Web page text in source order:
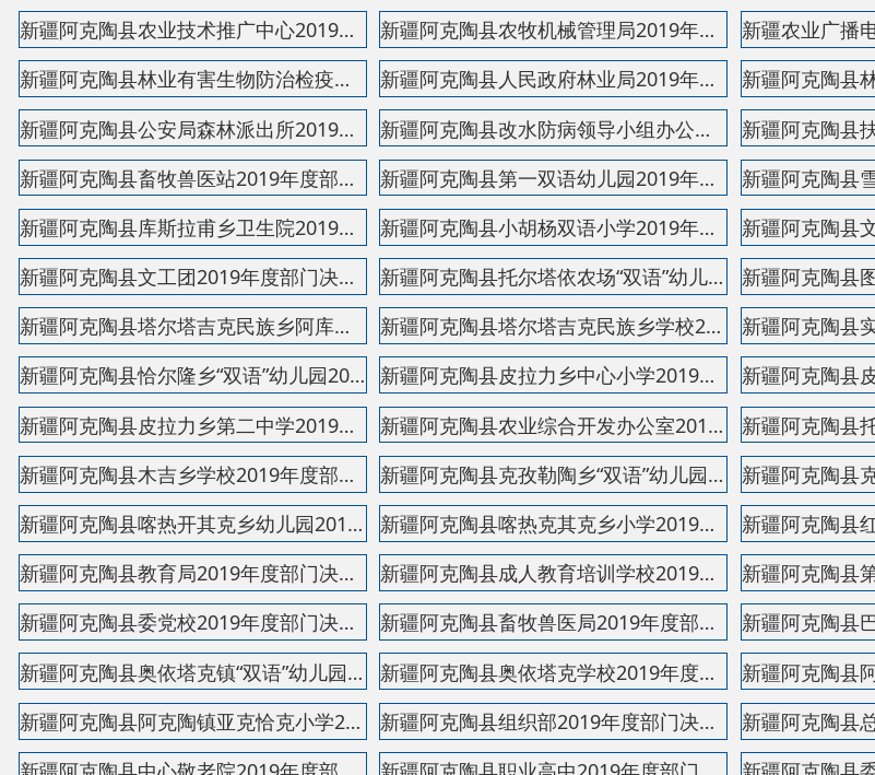
新疆阿克陶县文工团2019年度部门决算公开说明 新疆阿克陶县托尔塔依农场“双语”幼儿园2019年度部...
新疆阿克陶县塔尔塔吉克民族乡阿库木村双语幼儿园20...
新疆阿克陶县塔尔塔吉克民族乡学校2019年度部门决算...
新疆阿克陶县恰尔隆乡“双语”幼儿园2019年度部门决... 新疆阿克陶县皮拉力乡中心小学2019年度部门决算公开...
新疆阿克陶县皮拉力乡第二中学2019年度部门决算公开... 新疆阿克陶县农业综合开发办公室2019年度部门决算公...
新疆阿克陶县木吉乡学校2019年度部门决算公开说明 新疆阿克陶县克孜勒陶乡“双语”幼儿园2019年度部门...
新疆阿克陶县喀热开其克乡幼儿园2019年度部门决算公... 新疆阿克陶县喀热克其克乡小学2019年度部门决算公开...
新疆阿克陶县教育局2019年度部门决算公开说明 新疆阿克陶县成人教育培训学校2019年度部门决算公开...
新疆阿克陶县委党校2019年度部门决算公开说明
新疆阿克陶县畜牧兽医局2019年度部门决算公开说明
新疆阿克陶县奥依塔克镇“双语”幼儿园2019年度部门...
新疆阿克陶县奥依塔克学校2019年度部门决算公开说明
新疆阿克陶县阿克陶镇亚克恰克小学2019年度部门决算... 新疆阿克陶县组织部2019年度部门决算公开说明
新疆阿克陶县中心敬老院2019年度部门决算公开说明 新疆阿克陶县职业高中2019年度部门决算公开说明
新疆阿克陶县政法委2019年度部门决算公开说明
新疆阿克陶县玉麦乡卫生院2019年度部门决算公开说明
新疆阿克陶县维吾尔医医院2019年度部门决算公开说明 新疆阿克陶县委员会网络安全和信息化领导小组办公室...
新疆阿克陶县委员会统一战线工作部2019年度部门决算... 新疆阿克陶县统计局2019年度部门决算公开说明
新疆阿克陶县市场监督管理局2019年度部门决算公开说...
新疆阿克陶县生态环境局2019年度部门决算公开说明
新疆阿克陶县社会保险管理局2019年度部门决算公开说... 新疆阿克陶县商务科技和工业信息化局2019年度部门决...
新疆阿克陶县恰尔隆乡卫生院2019年度部门决算公开说... 新疆阿克陶县皮拉力乡卫生院2019年度部门决算公开说...
新疆阿克陶县人民政府民政局2019年度部门决算公开说...
新疆阿克陶县库斯拉甫乡库斯拉甫学校2019年度部门决...